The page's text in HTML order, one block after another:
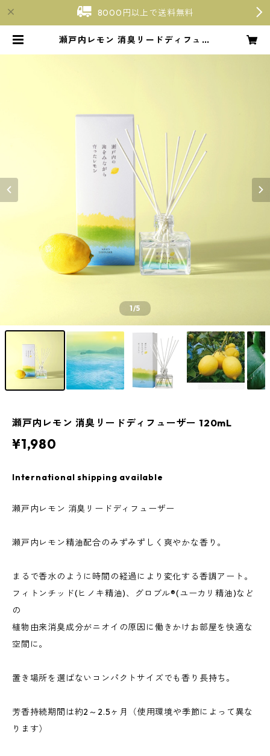
8000円以上で送料無料
瀬戸内レモン 消臭リードディフュー
1/5
瀬戸内レモン 消臭リードディフューザー 120mL
¥1,980
International shipping available
瀬戸内レモン 消臭リードディフューザー
瀬戸内レモン精油配合のみずみずしく爽やかな香り。
まるで香水のように時間の経過により変化する香調アート。
フィトンチッド(ヒノキ精油)、グロブル®(ユーカリ精油)など
の
植物由来消臭成分がニオイの原因に働きかけお部屋を快適な
空間に。
置き場所を選ばないコンパクトサイズでも香り長持ち。
芳香持続期間は約2～2.5ヶ月（使用環境や季節によって異な
ります）